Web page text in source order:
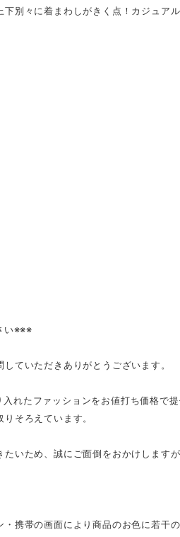
下別々に着まわしがきく点！カジュア
い※※※
ていただきありがとうございます。
れたファッションをお値打ち価格で提
そろえています。
いため、誠にご面倒をおかけします
携帯の画面により商品のお色に若干の